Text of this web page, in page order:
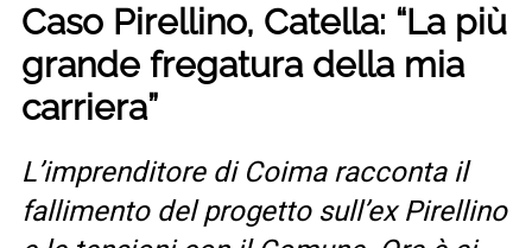
Caso Pirellino, Catella: “La più
grande fregatura della mia
carriera”
L’imprenditore di Coima racconta il
fallimento del progetto sull’ex Pirellino